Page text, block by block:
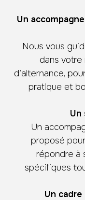
Un
Nous vous
dans
d’alternance,
pratique et
Un
Un
proposé
répondre à
spécifiques
Un